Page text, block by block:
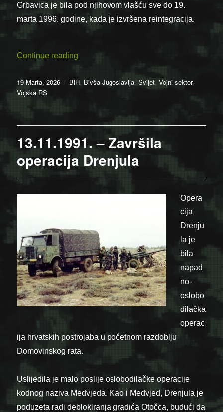
Grbavica je bila pod njihovom vlašću sve do 19.
marta 1996. godine, kada je izvršena reintegracija.
Continue reading “Dan reintegracije Grbavice 19.03.1996.”
Posted
on
19 Marta, 2026 Categories
BiH Bivša Jugoslavija ,Svijet,Vojni sektor,
Vojska RS
13.11.1991. – Završila
operacija Drenjula
Opera
cija
Drenju
la je
bila
napad
no-
oslobo
dilačka
operac
ija hrvatskih postrojaba u početnom razdoblju
Domovinskog rata.
Uslijedila je malo poslije oslobodilačke operacije
kodnog naziva Medvjeda. Kao i Medvjed, Drenjula je
poduzeta radi deblokiranja gradića Otočca, budući da